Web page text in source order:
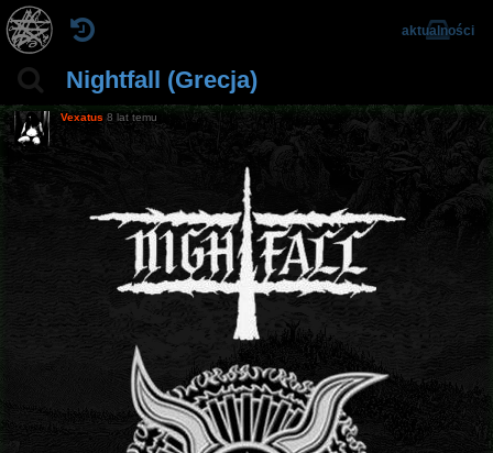
Nightfall (Grecja)
aktualności
Vexatus 8 lat temu